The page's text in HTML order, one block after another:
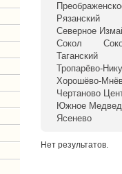
Рязанский
Северное
Сокол
Таганский
Тропарёво-
Хорошёво-
Чертаново
Южное
Ясенево
Нет результатов.